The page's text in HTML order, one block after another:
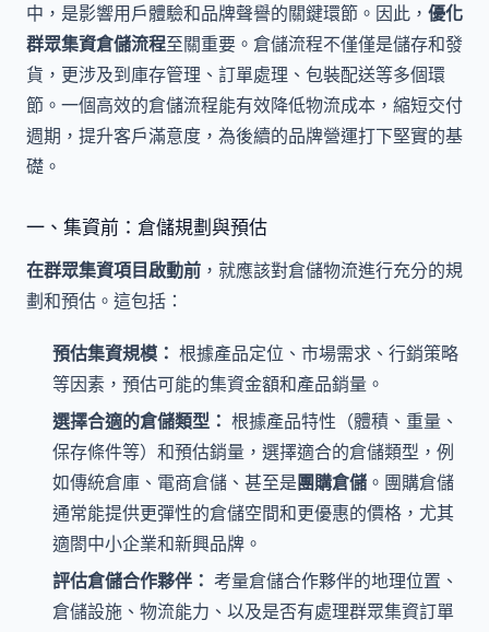
中，是影響用戶體驗和品牌聲譽的關鍵環節。因此， 優化
群眾集資倉儲流程至關重要。倉儲流程不僅僅是儲存和發
貨，更涉及到庫存管理、訂單處理、包裝配送等多個環
節。一個高效的倉儲流程能有效降低物流成本，縮短交付
週期，提升客戶滿意度，為後續的品牌營運打下堅實的基
礎。
一、集資前：倉儲規劃與預估
在群眾集資項目啟動前 ，就應該對倉儲物流進行充分的規
劃和預估。這包括：
預估集資規模： 根據產品定位、市場需求、行銷策略
等因素，預估可能的集資金額和產品銷量。
選擇合適的倉儲類型： 根據產品特性（體積、重量、
保存條件等）和預估銷量，選擇適合的倉儲類型，例
如傳統倉庫、電商倉儲、甚至是團購倉儲 。團購倉儲
通常能提供更彈性的倉儲空間和更優惠的價格，尤其
適閤中小企業和新興品牌。
評估倉儲合作夥伴： 考量倉儲合作夥伴的地理位置、
倉儲設施、物流能力、以及是否有處理群眾集資訂單